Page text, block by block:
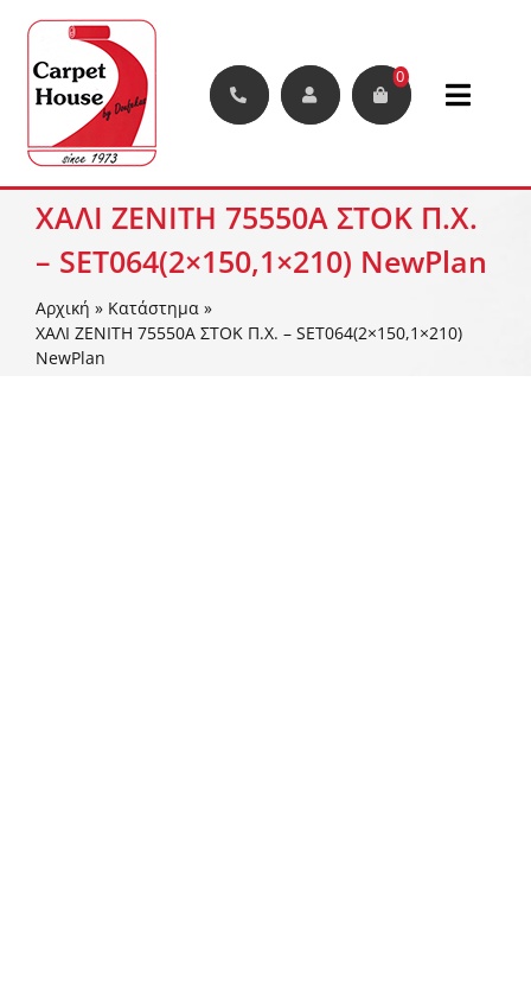
περιεχόμενο
0
Toggle
Μοκέτες
Διάδρομοι
ΧΑΛΙ ZENITH 75550A ΣΤΟΚ Π.Χ.
– SET064(2×150,1×210) NewPlan
Αρχική » Κατάστημα »
ΧΑΛΙ ZENITH 75550A ΣΤΟΚ Π.Χ. – SET064(2×150,1×210)
NewPlan